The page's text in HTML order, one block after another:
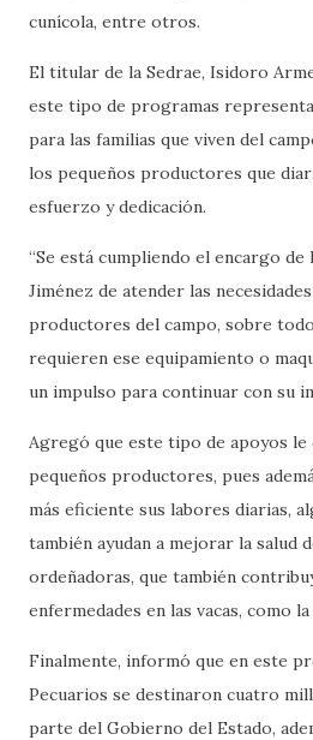
cunícola, entre otros.
El titular de la Sedrae, Isidoro
este tipo de programas
para las familias que viven del
los pequeños productores que
esfuerzo y dedicación.
“Se está cumpliendo el encargo
Jiménez de atender las
productores del campo, sobre
requieren ese equipamiento o
un impulso para continuar con su
Agregó que este tipo de apoyos le
pequeños productores, pues
más eficiente sus labores diarias,
también ayudan a mejorar la salud
ordeñadoras, que también
enfermedades en las vacas, como
Finalmente, informó que en este
Pecuarios se destinaron cuatro
parte del Gobierno del Estado,